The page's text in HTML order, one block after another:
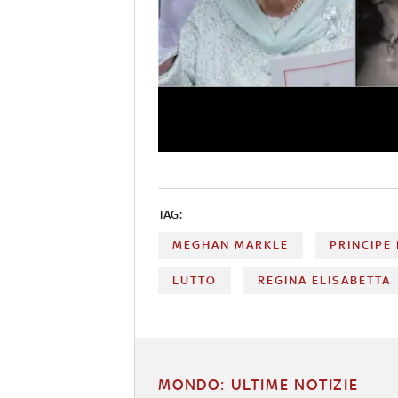
TAG:
MEGHAN MARKLE PRINCIPE
LUTTO REGINA ELISABETTA
MONDO: ULTIME NOTIZIE